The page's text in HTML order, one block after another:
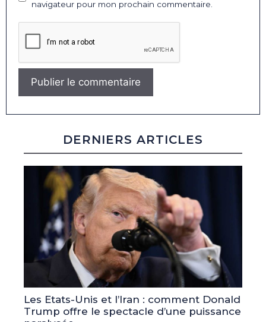
navigateur pour mon prochain commentaire.
DERNIERS ARTICLES
Les Etats-Unis et l’Iran : comment Donald
Trump offre le spectacle d’une puissance